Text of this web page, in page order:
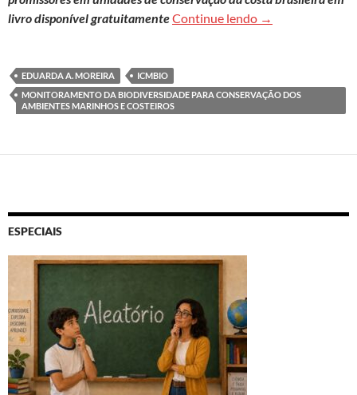
livro disponível gratuitamenteContinue lendo Monitoramento
→
EDUARDA A. MOREIRA
ICMBIO
MONITORAMENTO DA BIODIVERSIDADE PARA CONSERVAÇÃO DOS
AMBIENTES MARINHOS E COSTEIROS
ESPECIAIS